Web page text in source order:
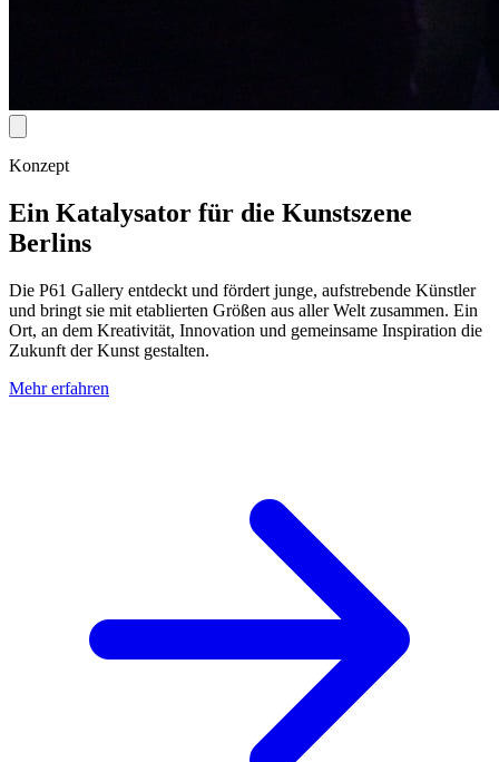
Konzept
Ein Katalysator für die Kunstszene
Berlins
Die P61 Gallery entdeckt und fördert junge, aufstrebende Künstler
und bringt sie mit etablierten Größen aus aller Welt zusammen. Ein
Ort, an dem Kreativität, Innovation und gemeinsame Inspiration die
Zukunft der Kunst gestalten.
Mehr erfahren